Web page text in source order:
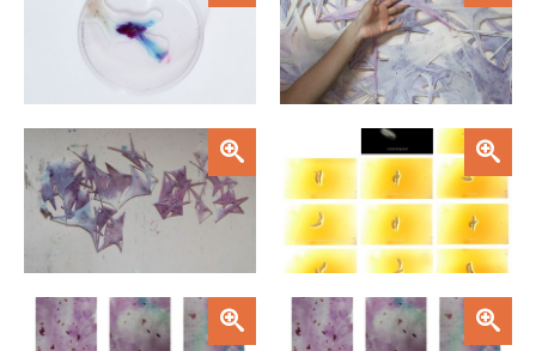
Zoom
Zoom Zoom